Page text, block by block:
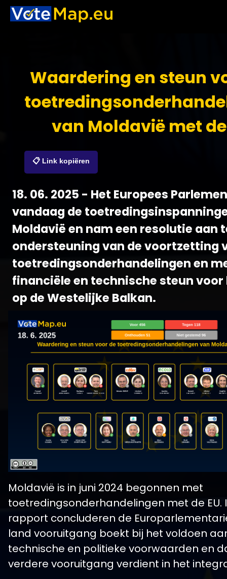
Waardering en steun
van Moldavië met de
📋 Link kopiëren
18. 06. 2025 - Het Europees
vandaag de
Moldavië en nam een resolutie aan
ondersteuning van de voortzetting
toetredingsonderhandelingen en
financiële en technische steun voor
op de Westelijke Balkan.
Moldavië is in juni 2024 begonnen met
toetredingsonderhandelingen met de EU.
rapport concluderen de
land vooruitgang boekt bij het voldoen
technische en politieke voorwaarden en
verdere vooruitgang verdient in het